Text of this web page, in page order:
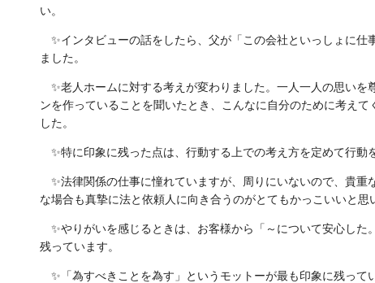
い。
✨インタビューの話をしたら、父が「この会社といっしょに仕
ました。
✨老人ホームに対する考えが変わりました。一人一人の思い
ンを作っていることを聞いたとき、
こんなに自分のために考えて
した。
✨特に印象に残った点は、行動する上での考え方を定めて行動
✨法律関係の仕事に憧れていますが、周りにいないので、貴
な場合も真摯に法と依頼人に向き合うのがとてもかっこいいと思
✨やりがいを感じるときは、お客様から「～について安心し
残っています。
✨ 「為すべきことを為す」
というモットーが最も印象に残って